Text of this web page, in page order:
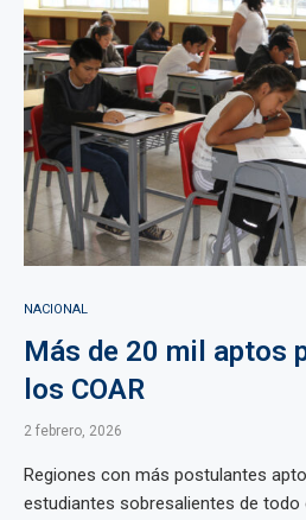
NACIONAL
Más de 20 mil aptos
los COAR
2 febrero, 2026
Regiones con más postulantes
estudiantes sobresalientes de todo